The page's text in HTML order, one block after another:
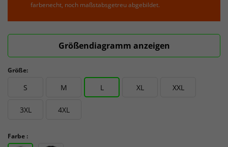
farbenecht, noch maßstabsgetreu abgebildet.
Größendiagramm anzeigen
Größe:
S M L XL XXL
3XL 4XL
Farbe :